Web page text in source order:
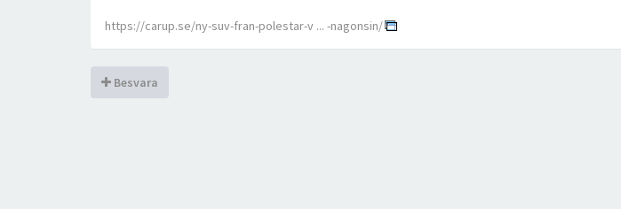
https://carup.se/ny-suv-fran-polestar-v ... -nagonsin/
Besvara